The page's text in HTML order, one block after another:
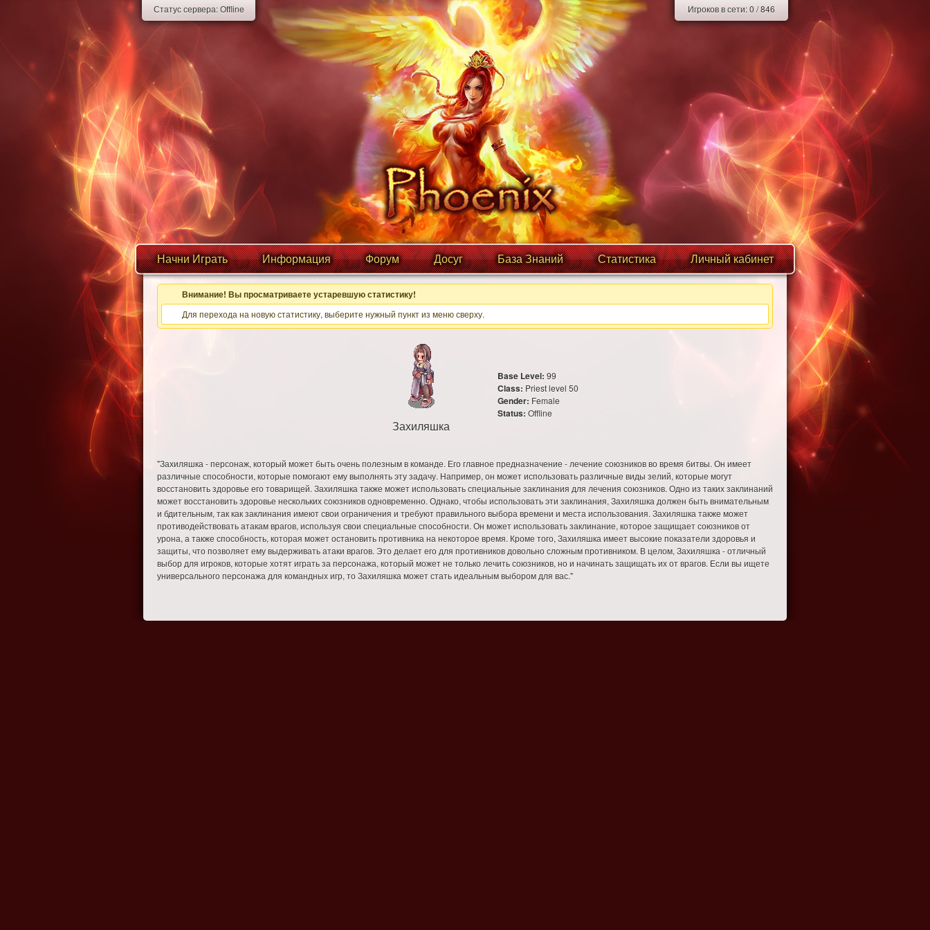
Статус сервера:Offline Игроков в сети:0 /846
Начни Играть Информация Форум Досуг База Знаний Статистика Личный кабинет
Внимание! Вы просматриваете устаревшую статистику!
Для перехода на новую статистику, выберите нужный пункт из меню сверху.
Захиляшка
Base Level: 99
Class: Priest level 50
Gender: Female
Status: Offline
"Захиляшка - персонаж, который может быть очень полезным в команде. Его главное предназначение - лечение союзников во время битвы. Он имеет
различные способности, которые помогают ему выполнять эту задачу. Например, он может использовать различные виды зелий, которые могут
восстановить здоровье его товарищей. Захиляшка также может использовать специальные заклинания для лечения союзников. Одно из таких заклинаний
может восстановить здоровье нескольких союзников одновременно. Однако, чтобы использовать эти заклинания, Захиляшка должен быть внимательным
и бдительным, так как заклинания имеют свои ограничения и требуют правильного выбора времени и места использования. Захиляшка также может
противодействовать атакам врагов, используя свои специальные способности. Он может использовать заклинание, которое защищает союзников от
урона, а также способность, которая может остановить противника на некоторое время. Кроме того, Захиляшка имеет высокие показатели здоровья и
защиты, что позволяет ему выдерживать атаки врагов. Это делает его для противников довольно сложным противником. В целом, Захиляшка - отличный
выбор для игроков, которые хотят играть за персонажа, который может не только лечить союзников, но и начинать защищать их от врагов. Если вы ищете
универсального персонажа для командных игр, то Захиляшка может стать идеальным выбором для вас."